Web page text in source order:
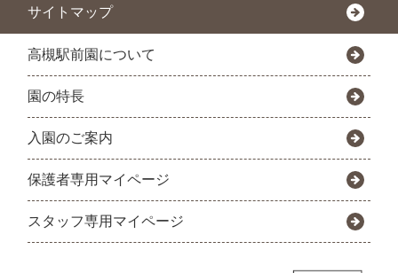
サイトマップ
高槻駅前園について
園の特長
入園のご案内
保護者専用マイページ
スタッフ専用マイページ